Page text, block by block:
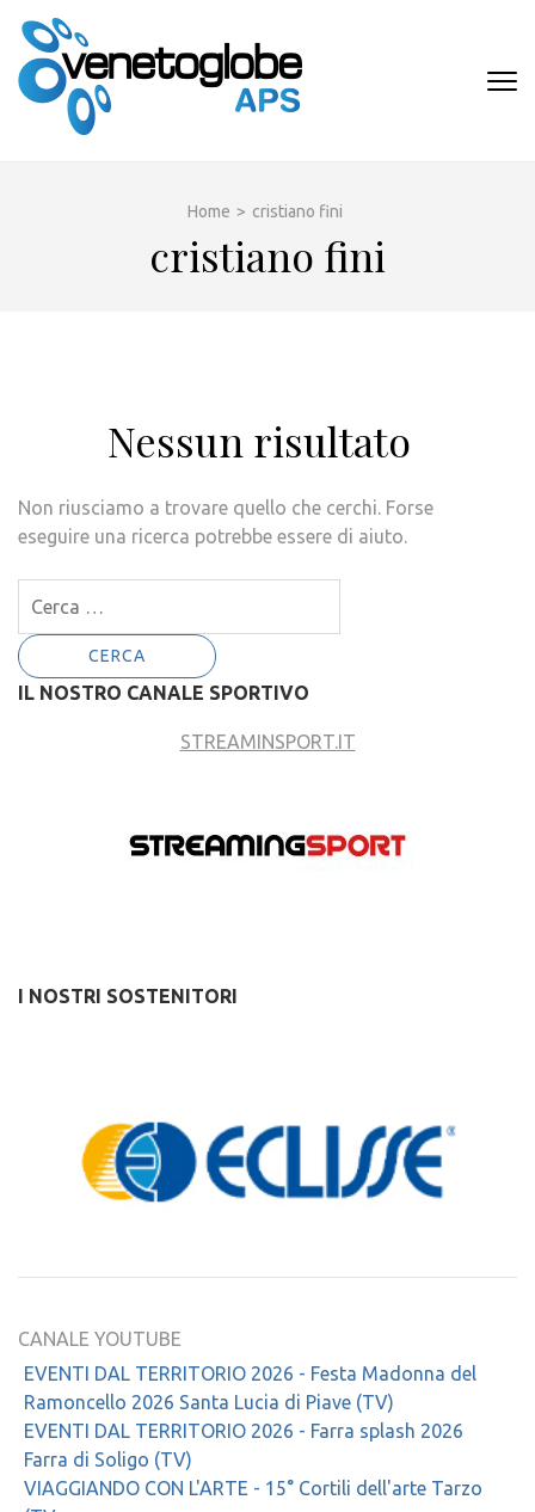
contenuto
(premi
Home > cristiano fini
cristiano fini
Nessun risultato
Non riusciamo a trovare quello che cerchi. Forse
eseguire una ricerca potrebbe essere di aiuto.
per:
IL NOSTRO CANALE SPORTIVO
STREAMINSPORT.IT
I NOSTRI SOSTENITORI
CANALE YOUTUBE
EVENTI DAL TERRITORIO 2026 - Festa Madonna del
Ramoncello 2026 Santa Lucia di Piave (TV)
EVENTI DAL TERRITORIO 2026 - Farra splash 2026
Farra di Soligo (TV)
VIAGGIANDO CON L'ARTE - 15° Cortili dell'arte Tarzo